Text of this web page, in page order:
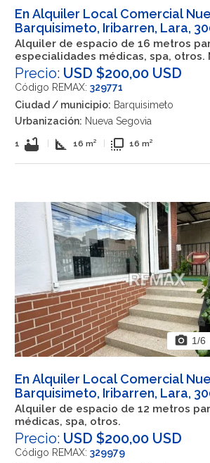
En Alquiler Local Comercial
Barquisimeto, Iribarren, Lara,
Alquiler de espacio de 16 metros
especialidades médicas, spa, otros.
Precio: USD $200,00 USD
Código REMAX: 329771
Ciudad / municipio: Barquisimeto
Urbanización: Nueva Segovia
1 bathtub square_foot 16 m² flip_to_front 16 m²
photo_camera 1/6
En Alquiler Local Comercial
Barquisimeto, Iribarren, Lara,
Alquiler de espacio de 12 metros
médicas, spa, otros.
Precio: USD $200,00 USD
Código REMAX: 329979